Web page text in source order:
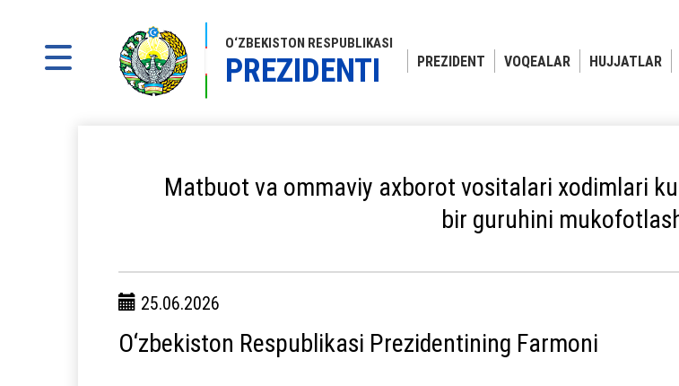
O‘ZBEKISTON RESPUBLIKASI
PREZIDENTI PREZIDENT VOQEALAR HUJJATLAR
Matbuot va ommaviy axborot vositalari xodimlari
bir guruhini mukofotlash
25.06.2026
O‘zbekiston Respublikasi Prezidentining Farmoni